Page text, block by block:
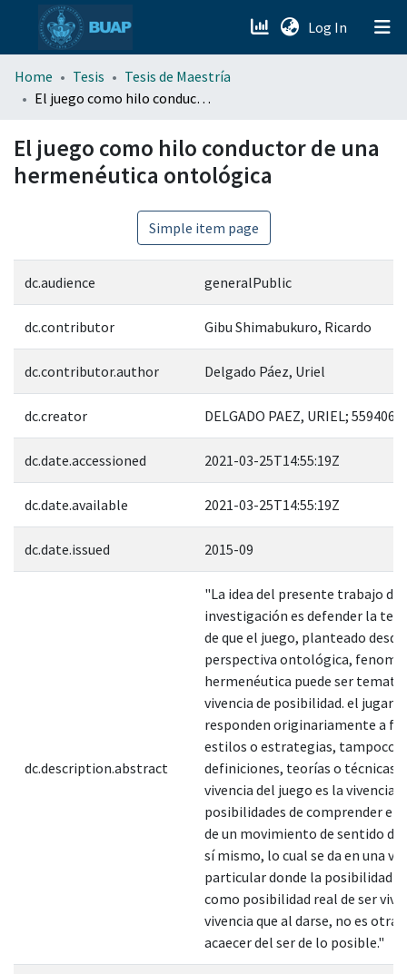
Log In (current)
menu.section.about_menu
Home Tesis
Tesis de Maestría
El juego como hilo conductor de una hermenéutica ontológica
El juego como hilo conductor de una
hermenéutica ontológica
Simple item page
dc.audience generalPublic
dc.contributor Gibu Shimabukuro, Ricardo
dc.contributor.author Delgado Páez, Uriel
dc.creator DELGADO PAEZ, URIEL; 559406
dc.date.accessioned 2021-03-25T14:55:19Z
dc.date.available 2021-03-25T14:55:19Z
dc.date.issued 2015-09
dc.description.abstract
"La idea del presente trabajo de
investigación es defender la
de que el juego, planteado desde
perspectiva ontológica,
hermenéutica puede ser
vivencia de posibilidad. el jugar
responden originariamente a
estilos o estrategias, tampoco a
definiciones, teorías o técnicas;
vivencia del juego es la vivencia
posibilidades de comprender el
de un movimiento de sentido de
sí mismo, lo cual se da en una
particular donde la posibilidad
como posibilidad real de ser
vivencia que al darse, no es otra
acaecer del ser de lo posible."